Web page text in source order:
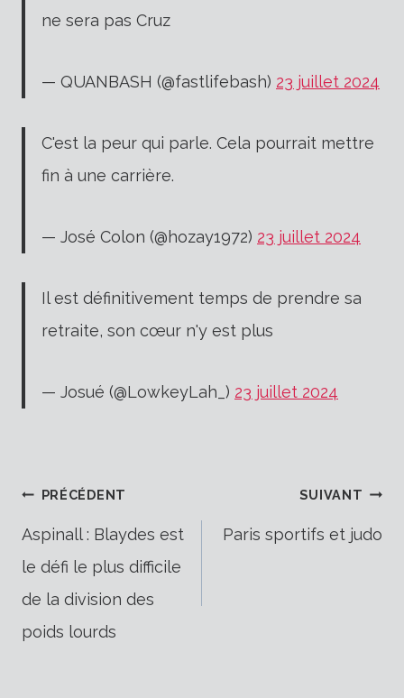
ne sera pas Cruz
— QUANBASH (@fastlifebash) 23 juillet 2024
C'est la peur qui parle. Cela pourrait mettre
fin à une carrière.
— José Colon (@hozay1972) 23 juillet 2024
Il est définitivement temps de prendre sa
retraite, son cœur n'y est plus
— Josué (@LowkeyLah_) 23 juillet 2024
Navigation
de
PRÉCÉDENT
Aspinall : Blaydes est
le défi le plus difficile
de la division des
poids lourds
SUIVANT
Paris sportifs et judo